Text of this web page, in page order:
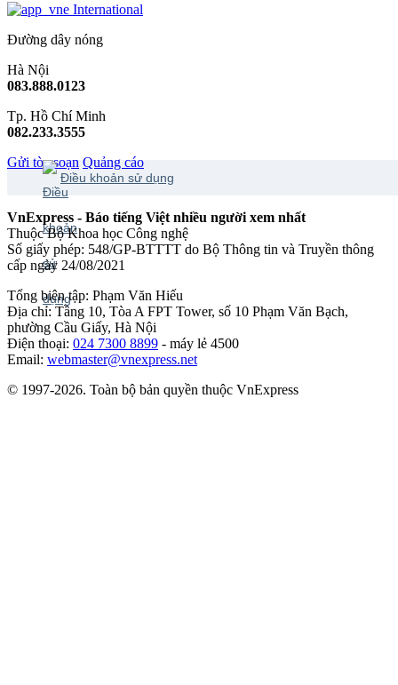
International
Đường dây nóng
Hà Nội
083.888.0123
Tp. Hồ Chí Minh
082.233.3555
Gửi tòa soạn Quảng cáo
Điều khoản sử dụng
VnExpress - Báo tiếng Việt nhiều người xem nhất
Thuộc Bộ Khoa học Công nghệ
Số giấy phép: 548/GP-BTTTT do Bộ Thông tin và Truyền thông
cấp ngày 24/08/2021
Tổng biên tập: Phạm Văn Hiếu
Địa chỉ: Tầng 10, Tòa A FPT Tower, số 10 Phạm Văn Bạch,
phường Cầu Giấy, Hà Nội
Điện thoại: 024 7300 8899 - máy lẻ 4500
Email: webmaster@vnexpress.net
© 1997-2026. Toàn bộ bản quyền thuộc VnExpress